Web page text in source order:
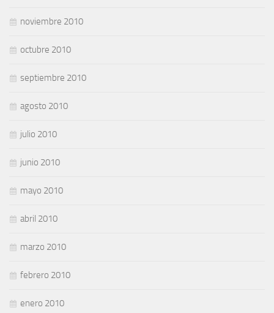
noviembre 2010
octubre 2010
septiembre 2010
agosto 2010
julio 2010
junio 2010
mayo 2010
abril 2010
marzo 2010
febrero 2010
enero 2010